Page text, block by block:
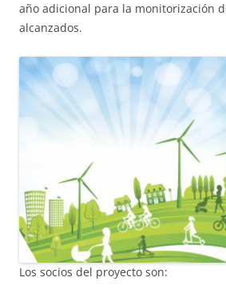
año adicional para la monitorización
alcanzados.
Los socios del proyecto son: